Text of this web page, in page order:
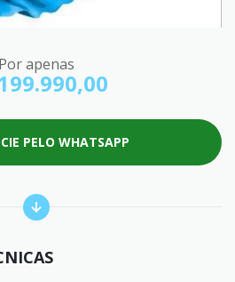
Por apenas
PELO WHATSAPP